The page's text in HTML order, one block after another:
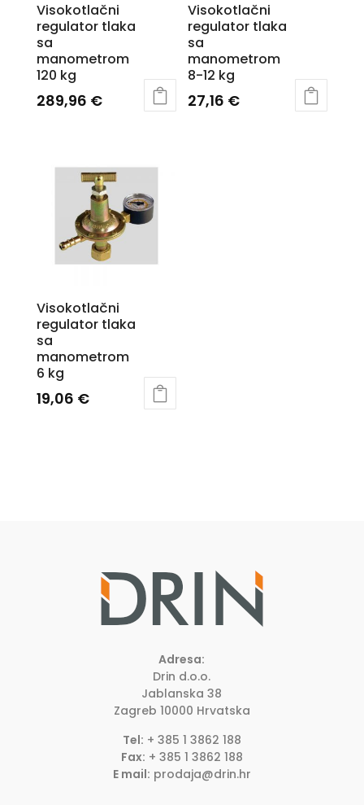
Visokotlačni
regulator tlaka
sa
manometrom
120 kg
289,96 €
Visokotlačni
regulator tlaka
sa
manometrom
8-12 kg
27,16 €
Visokotlačni
regulator tlaka
sa
manometrom
6 kg
19,06 €
Adresa:
Drin d.o.o.
Jablanska 38
Zagreb 10000 Hrvatska
Tel: + 385 1 3862 188
Fax: + 385 1 3862 188
E mail: prodaja@drin.hr